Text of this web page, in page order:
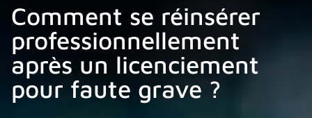
Comment se réinsérer
professionnellement
après un licenciement
pour faute grave ?